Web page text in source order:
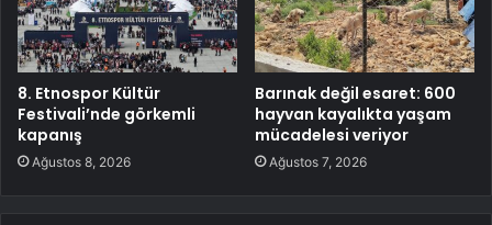
8. Etnospor Kültür
Festivali’nde görkemli
kapanış
Ağustos 8, 2026
Barınak değil esaret: 600
hayvan kayalıkta yaşam
mücadelesi veriyor
Ağustos 7, 2026